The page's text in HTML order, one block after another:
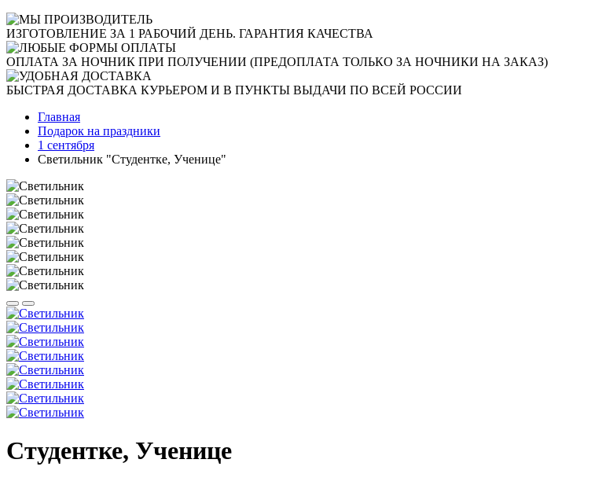
ИЗГОТОВЛЕНИЕ ЗА 1 РАБОЧИЙ ДЕНЬ. ГАРАНТИЯ КАЧЕСТВА
ОПЛАТА ЗА НОЧНИК ПРИ ПОЛУЧЕНИИ (ПРЕДОПЛАТА ТОЛЬКО ЗА НОЧНИКИ НА ЗАКАЗ)
БЫСТРАЯ ДОСТАВКА КУРЬЕРОМ И В ПУНКТЫ ВЫДАЧИ ПО ВСЕЙ РОССИИ
Главная
Подарок на праздники
1 сентября
Светильник "Студентке, Ученице"
Студентке, Ученице